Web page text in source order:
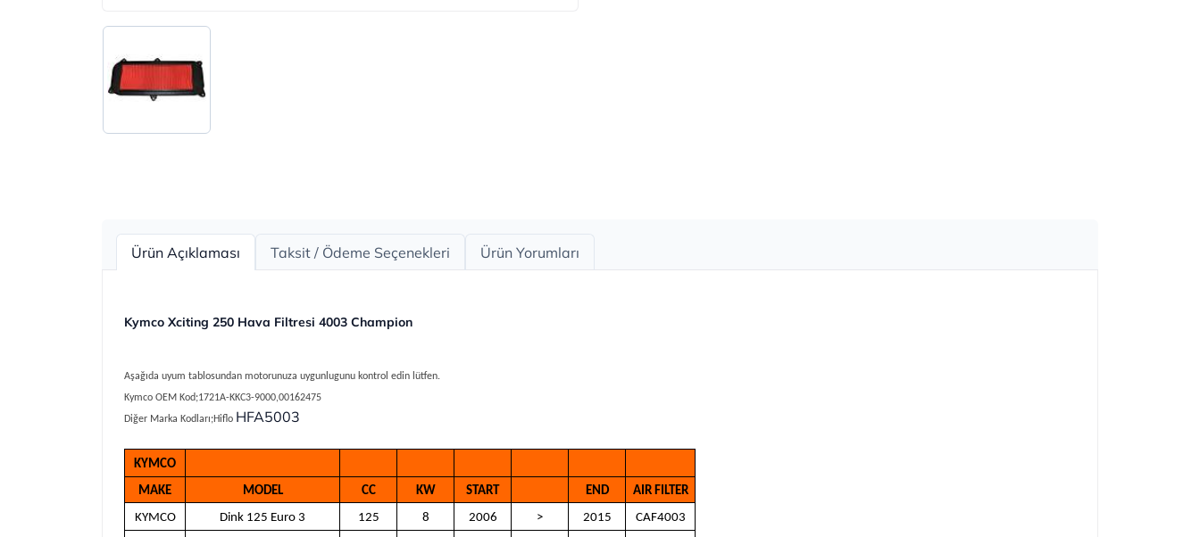
Ürün Açıklaması Taksit / Ödeme Seçenekleri Ürün Yorumları
Kymco Xciting 250 Hava Filtresi 4003 Champion
Aşağıda uyum tablosundan motorunuza uygunlugunu kontrol edin lütfen.
Kymco OEM Kod;1721A-KKC3-9000,00162475
Diğer Marka Kodları;Hiflo HFA5003
KYMCO
MAKE
MODEL CC KW START END
AIR FILTER
KYMCO
Dink 125 Euro 3 125 8 2006 > 2015 CAF4003